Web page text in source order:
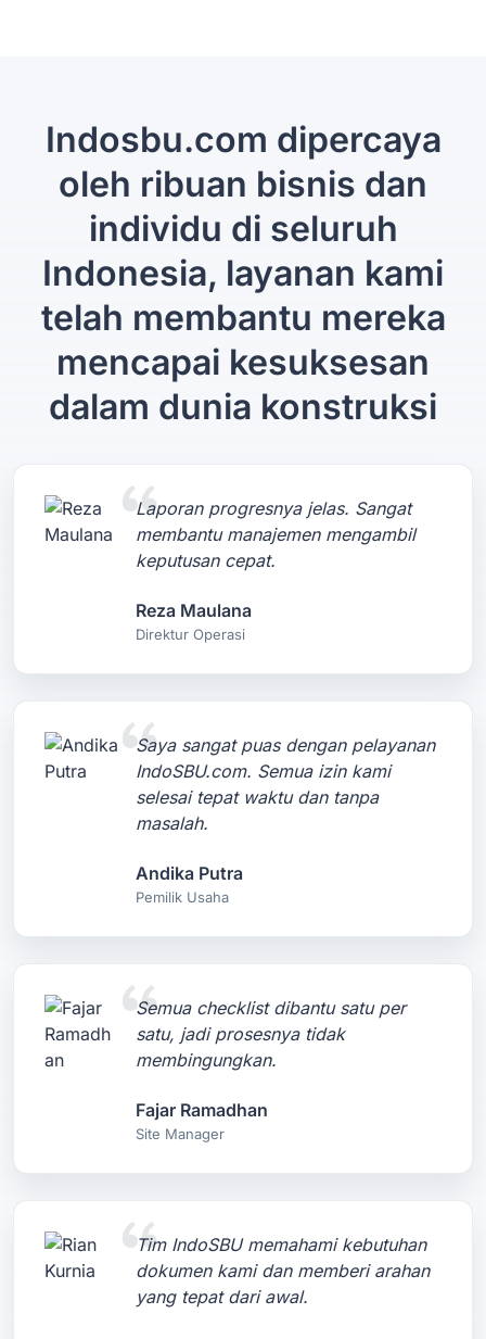
Indosbu.com dipercaya
oleh ribuan bisnis dan
individu di seluruh
Indonesia, layanan kami
telah membantu mereka
mencapai kesuksesan
dalam dunia konstruksi
Laporan progresnya jelas. Sangat
membantu manajemen mengambil
keputusan cepat.
Reza Maulana
Direktur Operasi
Saya sangat puas dengan pelayanan
IndoSBU.com. Semua izin kami
selesai tepat waktu dan tanpa
masalah.
Andika Putra
Pemilik Usaha
Semua checklist dibantu satu per
satu, jadi prosesnya tidak
membingungkan.
Fajar Ramadhan
Site Manager
Tim IndoSBU memahami kebutuhan
dokumen kami dan memberi arahan
yang tepat dari awal.